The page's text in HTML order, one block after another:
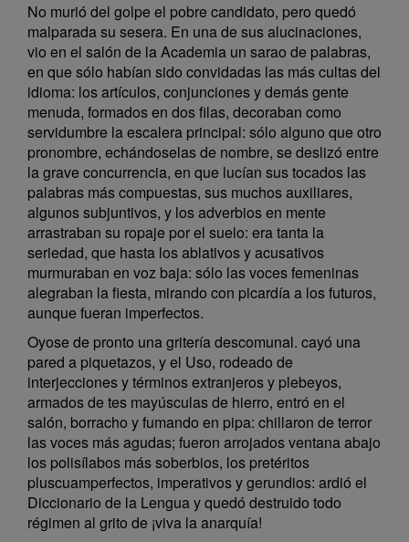
No murió del golpe el pobre candidato, pero quedó
malparada su sesera. En una de sus alucinaciones,
vio en el salón de la Academia un sarao de palabras,
en que sólo habían sido convidadas las más cultas del
idioma: los artículos, conjunciones y demás gente
menuda, formados en dos filas, decoraban como
servidumbre la escalera principal: sólo alguno que otro
pronombre, echándoselas de nombre, se deslizó entre
la grave concurrencia, en que lucían sus tocados las
palabras más compuestas, sus muchos auxiliares,
algunos subjuntivos, y los adverbios en mente
arrastraban su ropaje por el suelo: era tanta la
seriedad, que hasta los ablativos y acusativos
murmuraban en voz baja: sólo las voces femeninas
alegraban la fiesta, mirando con picardía a los futuros,
aunque fueran imperfectos.
Oyose de pronto una gritería descomunal. cayó una
pared a piquetazos, y el Uso, rodeado de
interjecciones y términos extranjeros y plebeyos,
armados de tes mayúsculas de hierro, entró en el
salón, borracho y fumando en pipa: chillaron de terror
las voces más agudas; fueron arrojados ventana abajo
los polisílabos más soberbios, los pretéritos
pluscuamperfectos, imperativos y gerundios: ardió el
Diccionario de la Lengua y quedó destruido todo
régimen al grito de ¡viva la anarquía!